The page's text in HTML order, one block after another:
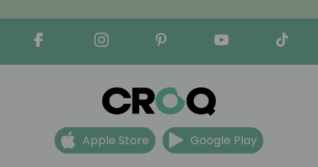
Apple Store Google Play